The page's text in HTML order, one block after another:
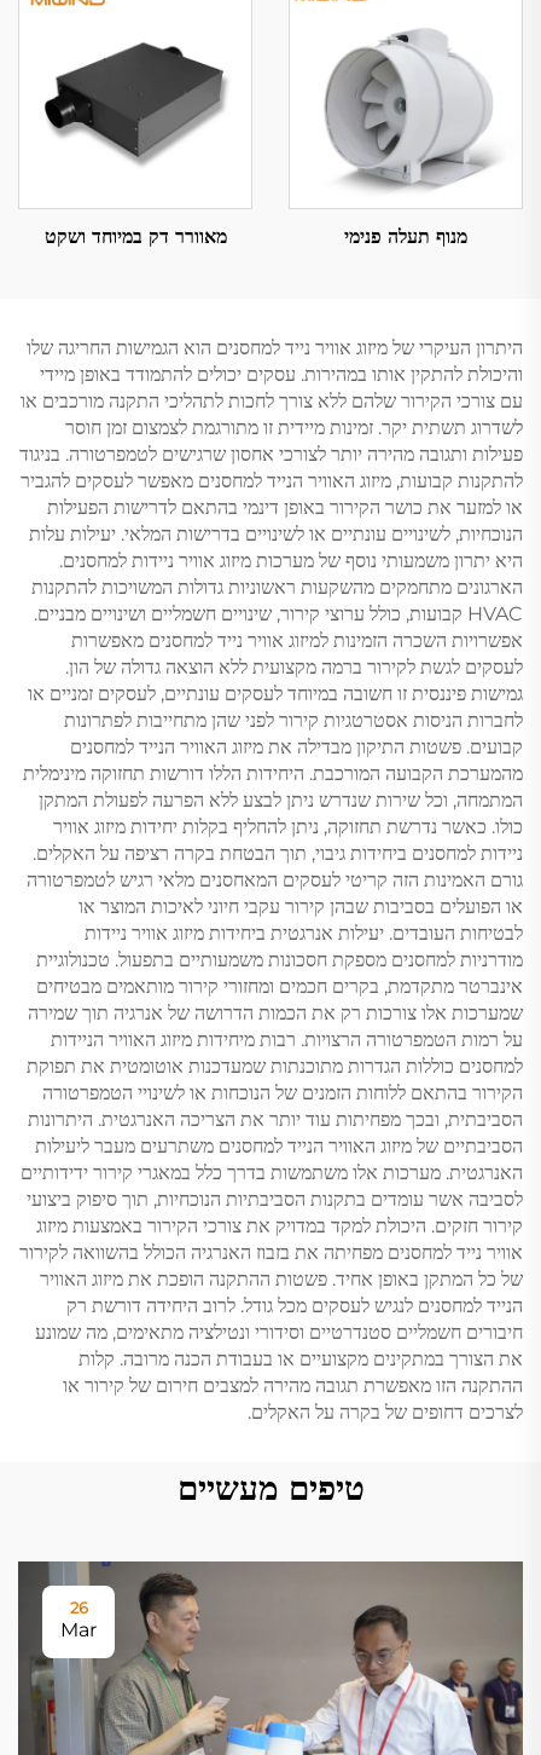
מנוף תעלה פנימי מאוורר דק במיוחד ושקט
היתרון העיקרי של מיזוג אוויר נייד למחסנים הוא הגמישות החריגה שלו
והיכולת להתקין אותו במהירות. עסקים יכולים להתמודד באופן מיידי
עם צורכי הקירור שלהם ללא צורך לחכות לתהליכי התקנה מורכבים או
לשדרוג תשתית יקר. זמינות מיידית זו מתורגמת לצמצום זמן חוסר
פעילות ותגובה מהירה יותר לצורכי אחסון שרגישים לטמפרטורה. בניגוד
להתקנות קבועות, מיזוג האוויר הנייד למחסנים מאפשר לעסקים להגביר
או למזער את כושר הקירור באופן דינמי בהתאם לדרישות הפעילות
הנוכחיות, לשינויים עונתיים או לשינויים בדרישות המלאי. יעילות עלות
היא יתרון משמעותי נוסף של מערכות מיזוג אוויר ניידות למחסנים.
הארגונים מתחמקים מהשקעות ראשוניות גדולות המשויכות להתקנות
HVAC קבועות, כולל ערוצי קירור, שינויים חשמליים ושינויים מבניים.
אפשרויות השכרה הזמינות למיזוג אוויר נייד למחסנים מאפשרות
לעסקים לגשת לקירור ברמה מקצועית ללא הוצאה גדולה של הון.
גמישות פיננסית זו חשובה במיוחד לעסקים עונתיים, לעסקים זמניים או
לחברות הניסות אסטרטגיות קירור לפני שהן מתחייבות לפתרונות
קבועים. פשטות התיקון מבדילה את מיזוג האוויר הנייד למחסנים
מהמערכת הקבועה המורכבת. היחידות הללו דורשות תחזוקה מינימלית
המתמחה, וכל שירות שנדרש ניתן לבצע ללא הפרעה לפעולת המתקן
כולו. כאשר נדרשת תחזוקה, ניתן להחליף בקלות יחידות מיזוג אוויר
ניידות למחסנים ביחידות גיבוי, תוך הבטחת בקרה רציפה על האקלים.
גורם האמינות הזה קריטי לעסקים המאחסנים מלאי רגיש לטמפרטורה
או הפועלים בסביבות שבהן קירור עקבי חיוני לאיכות המוצר או
לבטיחות העובדים. יעילות אנרגטית ביחידות מיזוג אוויר ניידות
מודרניות למחסנים מספקת חסכונות משמעותיים בתפעול. טכנולוגיית
אינברטר מתקדמת, בקרים חכמים ומחזורי קירור מותאמים מבטיחים
שמערכות אלו צורכות רק את הכמות הדרושה של אנרגיה תוך שמירה
על רמות הטמפרטורה הרצויות. רבות מיחידות מיזוג האוויר הניידות
למחסנים כוללות הגדרות מתוכנתות שמעדכנות אוטומטית את תפוקת
הקירור בהתאם ללוחות הזמנים של הנוכחות או לשינויי הטמפרטורה
הסביבתית, ובכך מפחיתות עוד יותר את הצריכה האנרגטית. היתרונות
הסביבתיים של מיזוג האוויר הנייד למחסנים משתרעים מעבר ליעילות
האנרגטית. מערכות אלו משתמשות בדרך כלל במאגרי קירור ידידותיים
לסביבה אשר עומדים בתקנות הסביבתיות הנוכחיות, תוך סיפוק ביצועי
קירור חזקים. היכולת למקד במדויק את צורכי הקירור באמצעות מיזוג
אוויר נייד למחסנים מפחיתה את בזבוז האנרגיה הכולל בהשוואה לקירור
של כל המתקן באופן אחיד. פשטות ההתקנה הופכת את מיזוג האוויר
הנייד למחסנים לנגיש לעסקים מכל גודל. לרוב היחידה דורשת רק
חיבורים חשמליים סטנדרטיים וסידורי ונטילציה מתאימים, מה שמונע
את הצורך במתקינים מקצועיים או בעבודת הכנה מרובה. קלות
ההתקנה הזו מאפשרת תגובה מהירה למצבים חירום של קירור או
לצרכים דחופים של בקרה על האקלים.
טיפים מעשיים
26
Mar